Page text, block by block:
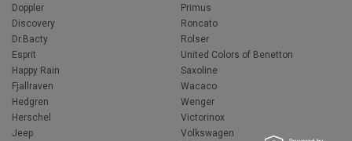
Doppler
Discovery
Dr.Bacty
Esprit
Happy Rain
Fjallraven
Hedgren
Herschel
Jeep
Primus
Roncato
Rolser
United Colors of Benetton
Saxoline
Wacaco
Wenger
Victorinox
Volkswagen